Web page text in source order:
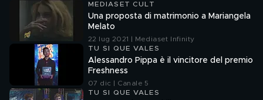
MEDIASET CULT
Una proposta di matrimonio a Mariangela
Melato
22 lug 2021 | Mediaset Infinity
TU SI QUE VALES
Alessandro Pippa è il vincitore del premio
Freshness
07 dic | Canale 5
TU SI QUE VALES